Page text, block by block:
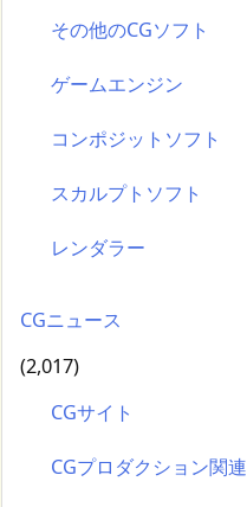
その他のCGソフト
ゲームエンジン
コンポジットソフト
スカルプトソフト
レンダラー
CGニュース
(2,017)
CGサイト
CGプロダクション関連